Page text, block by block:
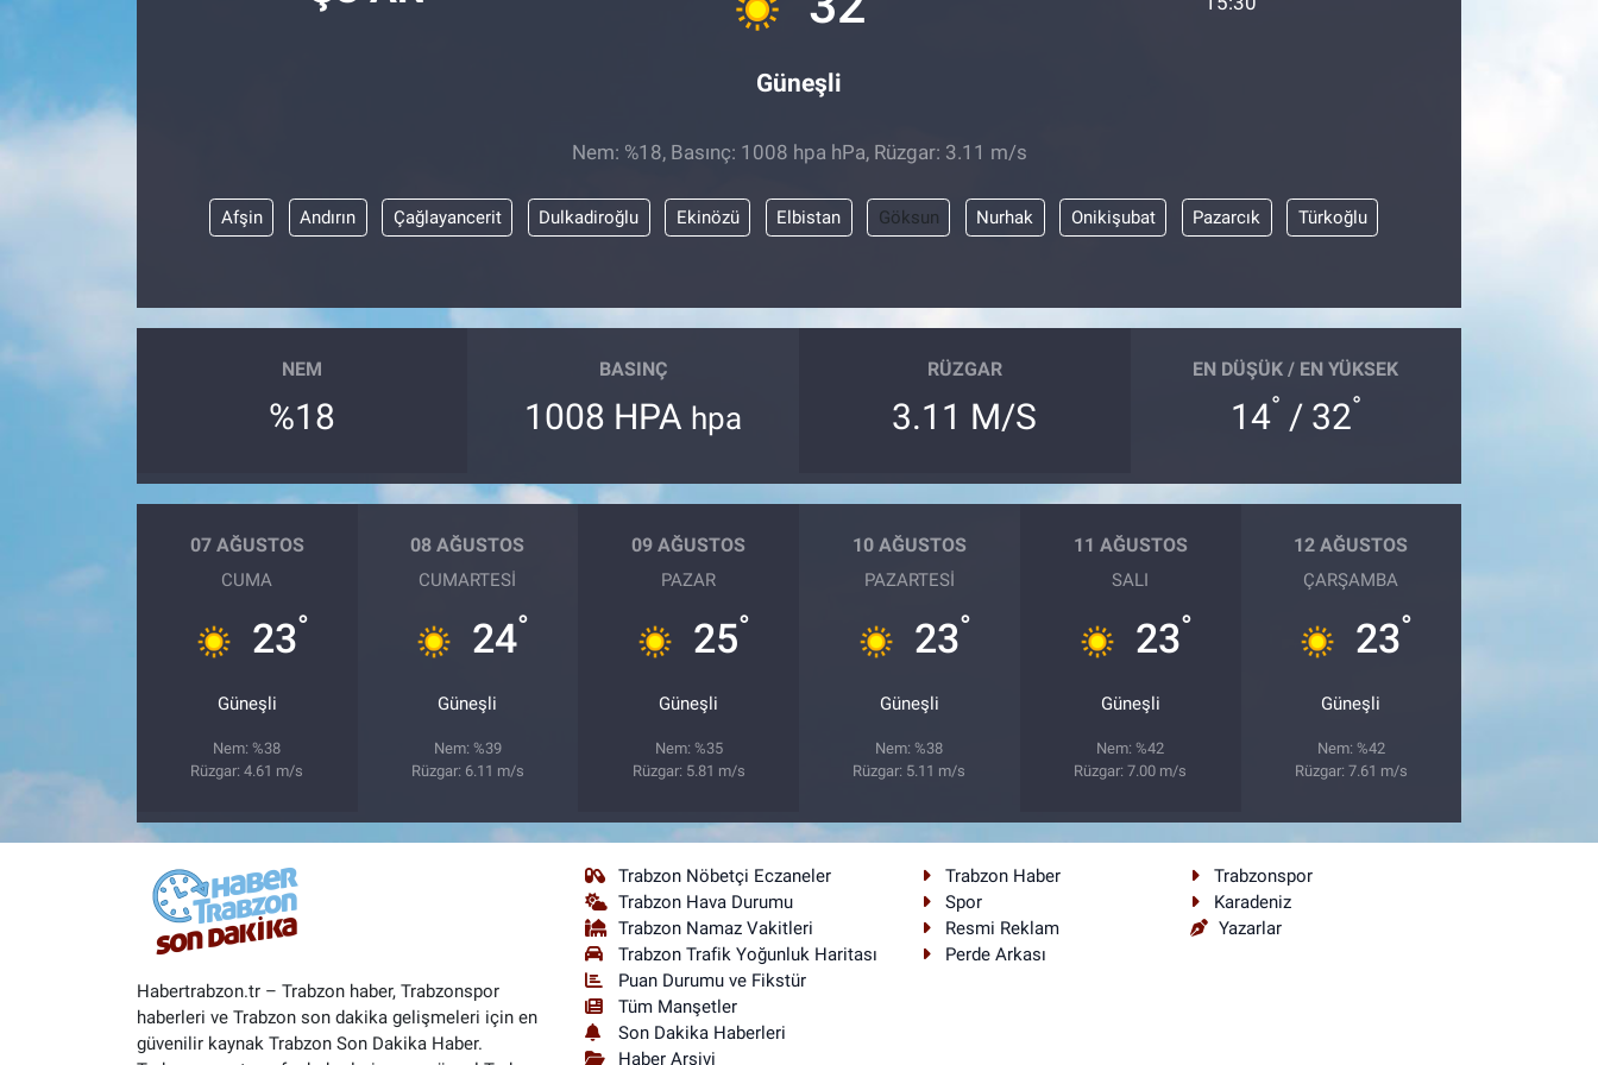
Güneşli
Nem: %18, Basınç: 1008 hpa hPa, Rüzgar: 3.11 m/s
Afşin Andırın Çağlayancerit Dulkadiroğlu Ekinözü Elbistan Göksun Nurhak Onikişubat Pazarcık Türkoğlu
NEM
%18
BASINÇ
1008 HPA hpa
RÜZGAR
3.11 M/S
EN DÜŞÜK / EN YÜKSEK
14° / 32°
07 AĞUSTOS
CUMA
23°
Güneşli
Nem: %38
Rüzgar: 4.61 m/s
08 AĞUSTOS
CUMARTESI
24°
Güneşli
Nem: %39
Rüzgar: 6.11 m/s
09 AĞUSTOS
PAZAR
25°
Güneşli
Nem: %35
Rüzgar: 5.81 m/s
10 AĞUSTOS
PAZARTESI
23°
Güneşli
Nem: %38
Rüzgar: 5.11 m/s
11 AĞUSTOS
SALI
23°
Güneşli
Nem: %42
Rüzgar: 7.00 m/s
12 AĞUSTOS
ÇARŞAMBA
23°
Güneşli
Nem: %42
Rüzgar: 7.61 m/s
Habertrabzon.tr – Trabzon haber, Trabzonspor
haberleri ve Trabzon son dakika gelişmeleri için en
güvenilir kaynak Trabzon Son Dakika Haber.
Trabzon Nöbetçi Eczaneler
Trabzon Hava Durumu
Trabzon Namaz Vakitleri
Trabzon Trafik Yoğunluk Haritası
Puan Durumu ve Fikstür
Tüm Manşetler
Son Dakika Haberleri
Haber Arşivi
Trabzon Haber
Trabzonspor
Spor
Karadeniz
Resmi Reklam
Yazarlar
Perde Arkası